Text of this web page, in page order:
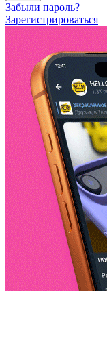
Забыли пароль?
Зарегистрироваться